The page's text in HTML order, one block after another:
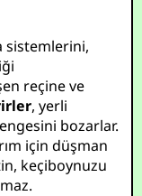
sistemlerini,
reçine ve
, yerli
bozarlar.
için düşman
keçiboynuzu